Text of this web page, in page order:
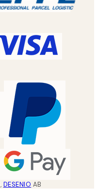
, DESENIO AB